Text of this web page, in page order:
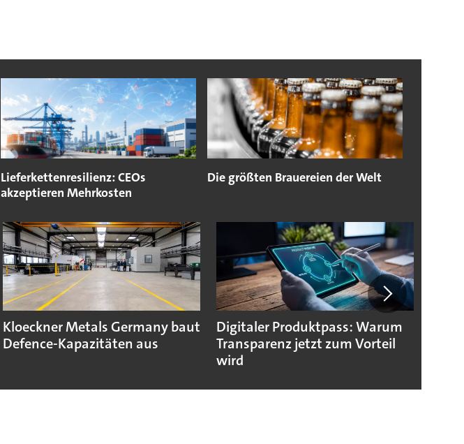
Lieferkettenresilienz: CEOs
akzeptieren Mehrkosten
Die größten Brauereien der Welt
Kloeckner Metals Germany baut
Defence-Kapazitäten aus
Digitaler Produktpass: Warum
Transparenz jetzt zum Vorteil
wird